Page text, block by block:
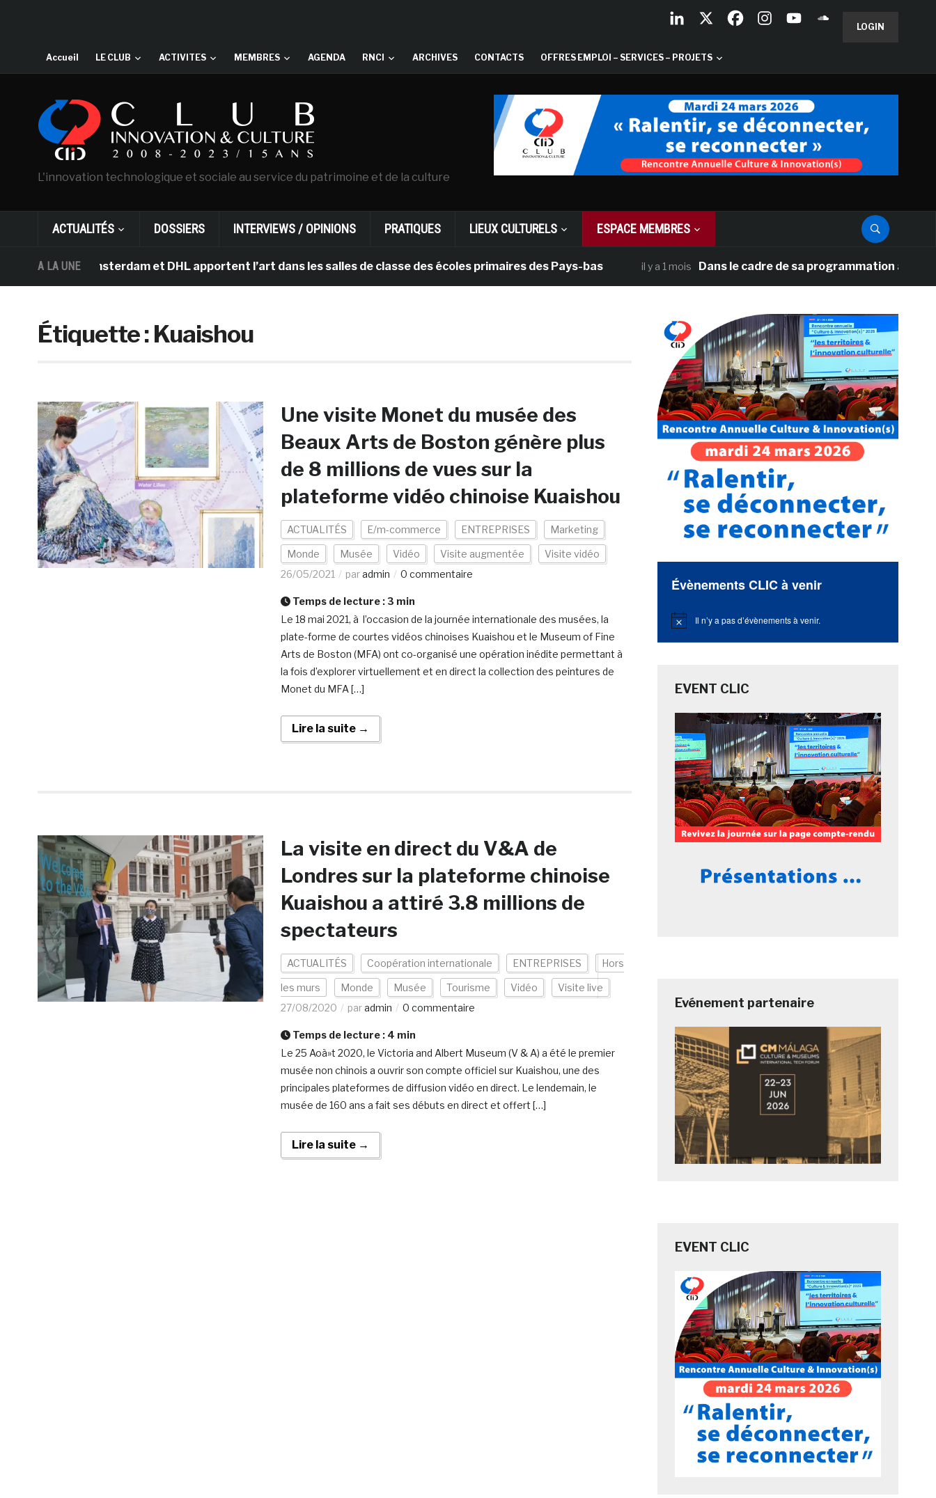
LOGIN
Accueil LE CLUB ACTIVITES MEMBRES AGENDA RNCI ARCHIVES CONTACTS OFFRES EMPLOI – SERVICES – PROJETS
L'innovation technologique et sociale au service du patrimoine et de la culture
ACTUALITÉS DOSSIERS INTERVIEWS / OPINIONS PRATIQUES LIEUX CULTURELS ESPACE MEMBRES
A LA UNE
Gogh d’Amsterdam et DHL apportent l’art dans les salles de classe des écoles primaires des Pays-bas il y a 1 mois Dans le cadre de sa programmation
Étiquette :Kuaishou
Une visite Monet du musée des
Beaux Arts de Boston génère plus
de 8 millions de vues sur la
plateforme vidéo chinoise Kuaishou
ACTUALITÉS E/m-commerce ENTREPRISES Marketing
Monde Musée Vidéo Visite augmentée
Visite vidéo
26/05/2021
paradmin 0 commentaire
Temps de lecture : 3 min
Le 18 mai 2021, à l’occasion de la journée internationale des musées, la
plate-forme de courtes vidéos chinoises Kuaishou et le Museum of Fine
Arts de Boston (MFA) ont co-organisé une opération inédite permettant à
la fois d’explorer virtuellement et en direct la collection des peintures de
Monet du MFA […]
Lire la suite →
La visite en direct du V&A de
Londres sur la plateforme chinoise
Kuaishou a attiré 3.8 millions de
spectateurs
ACTUALITÉS Coopération internationale ENTREPRISES Hors
les murs Monde Musée Tourisme Vidéo
Visite live
27/08/2020
paradmin 0 commentaire
Temps de lecture : 4 min
Le 25 Aoà»t 2020, le Victoria and Albert Museum (V & A) a été le premier
musée non chinois a ouvrir son compte officiel sur Kuaishou, une des
principales plateformes de diffusion vidéo en direct. Le lendemain, le
musée de 160 ans a fait ses débuts en direct et offert […]
Lire la suite →
Évènements CLIC à venir
Notice Il n’y a pas d’évènements à venir.
EVENT CLIC
Evénement partenaire
EVENT CLIC